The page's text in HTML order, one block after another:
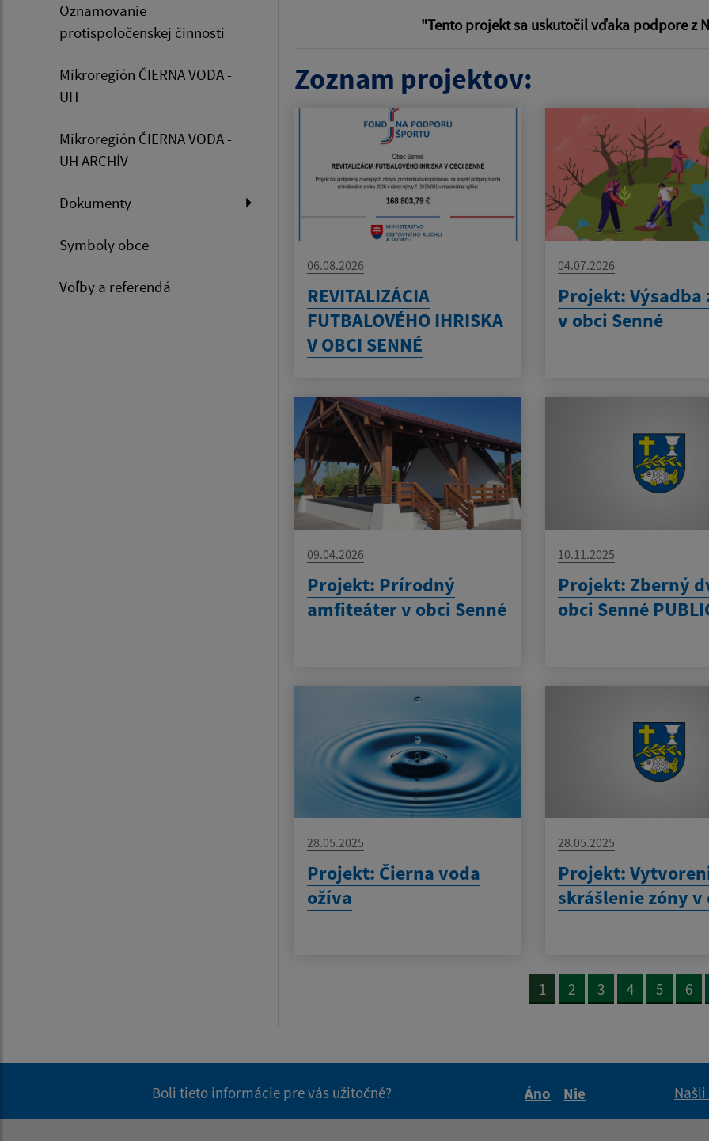
Oznamovanie
protispoločenskej činnosti
Mikroregión ČIERNA VODA -
UH
Mikroregión ČIERNA VODA -
UH ARCHÍV
Dokumenty
Symboly obce
Voľby a referendá
"Tento projekt sa uskutočil vďaka podpore z
Zoznam projektov:
06.08.2026
REVITALIZÁCIA
FUTBALOVÉHO IHRISKA
V OBCI SENNÉ
04.07.2026
Projekt: Výsadba
v obci Senné
09.04.2026
Projekt: Prírodný
amfiteáter v obci Senné
10.11.2025
Projekt: Zberný
obci Senné
28.05.2025
Projekt: Čierna voda
ožíva
28.05.2025
Projekt:
skrášlenie zóny v
1 2 3 4 5 6
Boli tieto informácie pre vás užitočné?
Áno
Nie